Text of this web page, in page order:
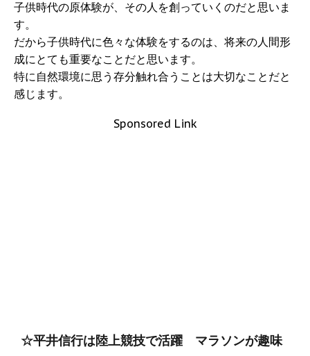
子供時代の原体験が、その人を創っていくのだと思いま
す。
だから子供時代に色々な体験をするのは、将来の人間形
成にとても重要なことだと思います。
特に自然環境に思う存分触れ合うことは大切なことだと
感じます。
Sponsored Link
☆平井信行は陸上競技で活躍 マラソンが趣味